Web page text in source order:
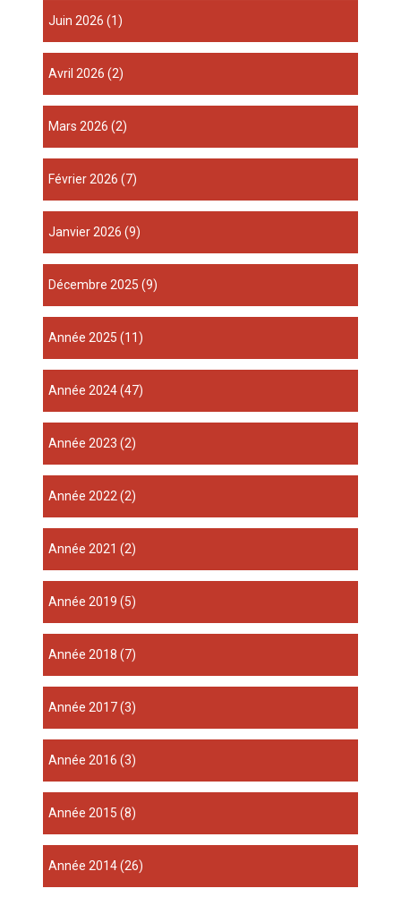
juin 2026 (1)
avril 2026 (2)
mars 2026 (2)
février 2026 (7)
janvier 2026 (9)
décembre 2025 (9)
année 2025 (11)
année 2024(47)
année 2023 (2)
année 2022(2)
année 2021 (2)
année 2019 (5)
année 2018 (7)
année 2017(3)
année 2016 (3)
année 2015 (8)
année 2014(26)